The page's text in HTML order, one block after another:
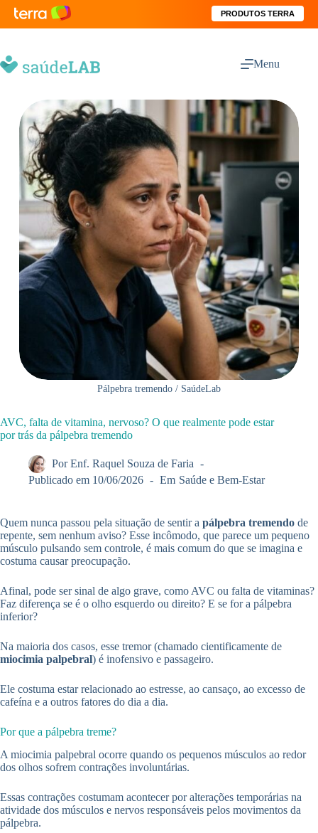
PRODUTOS TERRA
Menu
Pálpebra tremendo / SaúdeLab
AVC, falta de vitamina, nervoso? O que realmente pode estar
por trás da pálpebra tremendo
Por Enf. Raquel Souza de Faria
Publicado em 10/06/2026 Em Saúde e Bem-Estar
Quem nunca passou pela situação de sentir a pálpebra tremendo de
repente, sem nenhum aviso? Esse incômodo, que parece um pequeno
músculo pulsando sem controle, é mais comum do que se imagina e
costuma causar preocupação.
Afinal, pode ser sinal de algo grave, como AVC ou falta de vitaminas?
Faz diferença se é o olho esquerdo ou direito? E se for a pálpebra
inferior?
Na maioria dos casos, esse tremor (chamado cientificamente de
miocimia palpebral) é inofensivo e passageiro.
Ele costuma estar relacionado ao estresse, ao cansaço, ao excesso de
cafeína e a outros fatores do dia a dia.
Por que a pálpebra treme?
A miocimia palpebral ocorre quando os pequenos músculos ao redor
dos olhos sofrem contrações involuntárias.
Essas contrações costumam acontecer por alterações temporárias na
atividade dos músculos e nervos responsáveis pelos movimentos da
pálpebra.